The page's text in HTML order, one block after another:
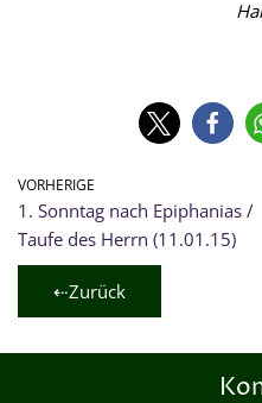
VORHERIGE
1. Sonntag nach Epiphanias /
Taufe des Herrn (11.01.15)
⇠Zurück